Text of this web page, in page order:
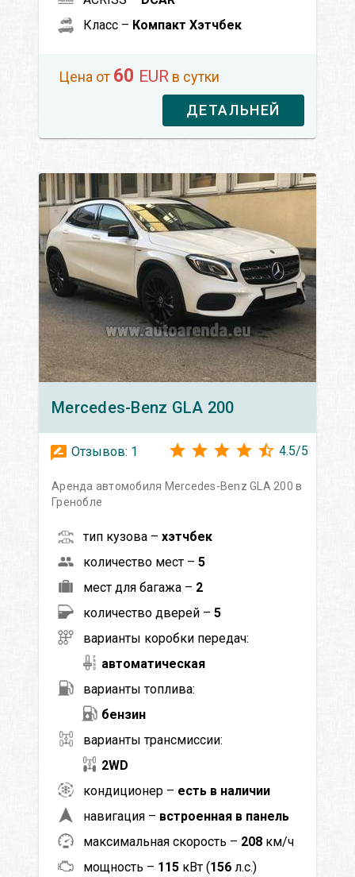
Класс – Компакт Хэтчбек
Цена от 60 EUR в сутки
ДЕТАЛЬНЕЙ
Mercedes-Benz GLA 200
Отзывов: 1 4.5/5
Аренда автомобиля Mercedes-Benz GLA 200 в
Гренобле
тип кузова – хэтчбек
количество мест – 5
мест для багажа – 2
количество дверей – 5
варианты коробки передач:
автоматическая
варианты топлива:
бензин
варианты трансмиссии:
2WD
кондиционер – есть в наличии
навигация – встроенная в панель
максимальная скорость – 208 км/ч
мощность – 115 кВт (156 л.с.)